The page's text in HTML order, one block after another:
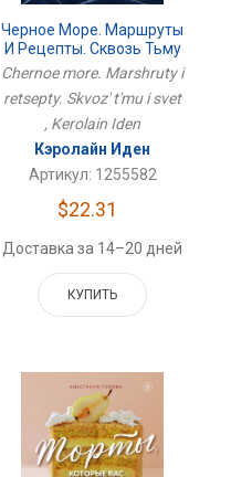
Черное Море. Маршруты
И Рецепты. Сквозь Тьму
И Свет
Chernoe more. Marshruty i
retsepty. Skvoz' t'mu i svet
, Kerolain Iden
Кэролайн Иден
Артикул: 1255582
$22.31
Доставка за 14–20 дней
КУПИТЬ